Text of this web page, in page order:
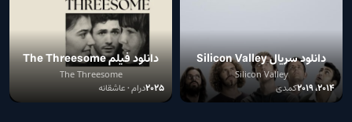
دانلود سریال Silicon Valley
Silicon Valley
2014، 2019 کمدی
دانلود فیلم The Threesome
2025
The Threesome
2025درام • عاشقانه